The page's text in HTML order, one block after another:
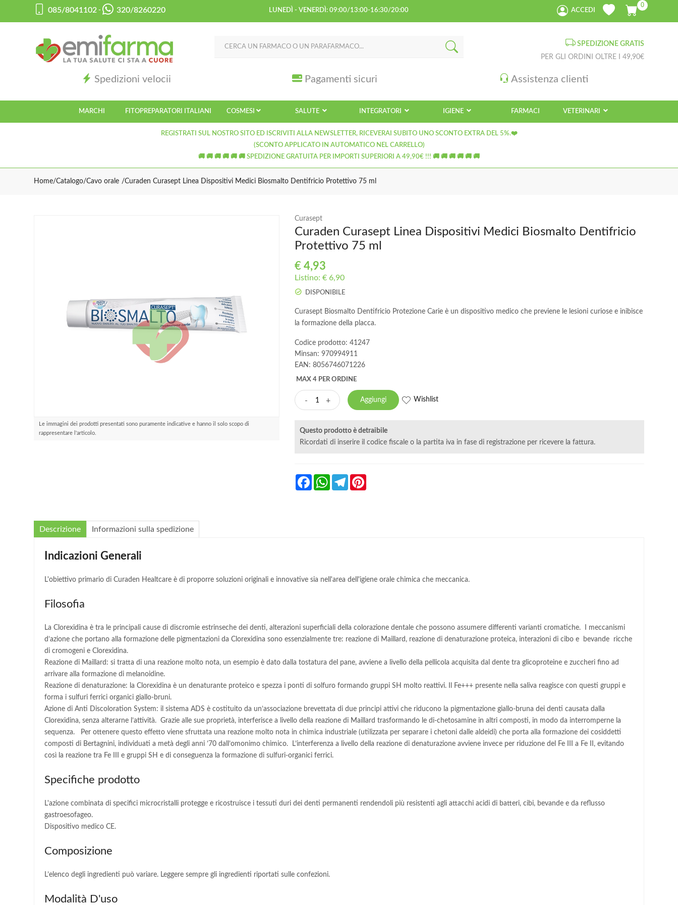
085/8041102 - 320/8260220 LUNEDÌ - VENERDÌ: 09:00/13:00-16:30/20:00 ACCEDI
0
SPEDIZIONE GRATIS
PER GLI ORDINI OLTRE I 49,90€
Spedizioni velocii Pagamenti sicuri Assistenza clienti
MARCHI FITOPREPARATORI ITALIANI COSMESI SALUTE INTEGRATORI IGIENE FARMACI VETERINARI
REGISTRATI SUL NOSTRO SITO ED ISCRIVITI ALLA NEWSLETTER, RICEVERAI SUBITO UNO SCONTO EXTRA DEL 5%.❤️
(SCONTO APPLICATO IN AUTOMATICO NEL CARRELLO)
🚚 🚚 🚚 🚚 🚚 🚚 SPEDIZIONE GRATUITA PER IMPORTI SUPERIORI A 49,90€ !!! 🚚 🚚 🚚 🚚 🚚 🚚
Home Catalogo/Cavo orale Curaden Curasept Linea Dispositivi Medici Biosmalto Dentifricio Protettivo 75 ml
Le immagini dei prodotti presentati sono puramente indicative e hanno il solo scopo di
rappresentare l'articolo.
Curasept
Curaden Curasept Linea Dispositivi Medici Biosmalto Dentifricio
Protettivo 75 ml
€ 4,93
Listino: € 6,90
DISPONIBILE
Curasept Biosmalto Dentifricio Protezione Carie è un dispositivo medico che previene le lesioni curiose e inibisce
la formazione della placca.
Codice prodotto: 41247
Minsan: 970994911
EAN: 8056746071226
MAX 4 PER ORDINE
- + Aggiungi Wishlist
Questo prodotto è detraibile
Ricordati di inserire il codice fiscale o la partita iva in fase di registrazione per ricevere la fattura.
FacebookWhatsAppTelegram
Descrizione Informazioni sulla spedizione
Indicazioni Generali
L'obiettivo primario di Curaden Healtcare è di proporre soluzioni originali e innovative sia nell'area dell'igiene orale chimica che meccanica.
Filosofia
La Clorexidina è tra le principali cause di discromie estrinseche dei denti, alterazioni superficiali della colorazione dentale che possono assumere differenti varianti cromatiche. I meccanismi
d’azione che portano alla formazione delle pigmentazioni da Clorexidina sono essenzialmente tre: reazione di Maillard, reazione di denaturazione proteica, interazioni di cibo e bevande ricche
di cromogeni e Clorexidina.
Reazione di Maillard: si tratta di una reazione molto nota, un esempio è dato dalla tostatura del pane, avviene a livello della pellicola acquisita dal dente tra glicoproteine e zuccheri fino ad
arrivare alla formazione di melanoidine.
Reazione di denaturazione: la Clorexidina è un denaturante proteico e spezza i ponti di solfuro formando gruppi SH molto reattivi. Il Fe+++ presente nella saliva reagisce con questi gruppi e
forma i sulfuri ferrici organici giallo-bruni.
Azione di Anti Discoloration System: il sistema ADS è costituito da un’associazione brevettata di due principi attivi che riducono la pigmentazione giallo-bruna dei denti causata dalla
Clorexidina, senza alterarne l’attività. Grazie alle sue proprietà, interferisce a livello della reazione di Maillard trasformando le di-chetosamine in altri composti, in modo da interromperne la
sequenza. Per ottenere questo effetto viene sfruttata una reazione molto nota in chimica industriale (utilizzata per separare i chetoni dalle aldeidi) che porta alla formazione dei cosiddetti
composti di Bertagnini, individuati a metà degli anni ’70 dall’omonimo chimico. L’interferenza a livello della reazione di denaturazione avviene invece per riduzione del Fe III a Fe II, evitando
così la reazione tra Fe III e gruppi SH e di conseguenza la formazione di sulfuri-organici ferrici.
Specifiche prodotto
L'azione combinata di specifici microcristalli protegge e ricostruisce i tessuti duri dei denti permanenti rendendoli più resistenti agli attacchi acidi di batteri, cibi, bevande e da reflusso
gastroesofageo.
Dispositivo medico CE.
Composizione
L’elenco degli ingredienti può variare. Leggere sempre gli ingredienti riportati sulle confezioni.
Modalità D'uso